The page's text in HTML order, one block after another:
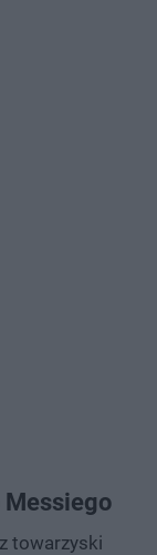
Messiego
towarzyski